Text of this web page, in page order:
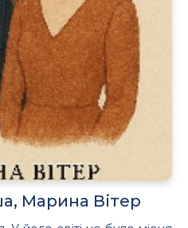
Марина Вітер